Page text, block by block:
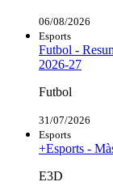
06/08/2026
Esports
Futbol -
2026-27
Futbol
31/07/2026
Esports
+Esports -
E3D